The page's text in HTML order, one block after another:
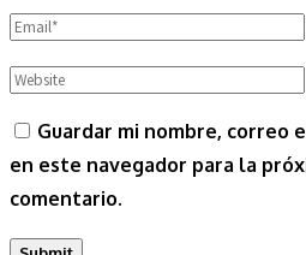
Guardar mi nombre, correo
en este navegador para la
comentario.